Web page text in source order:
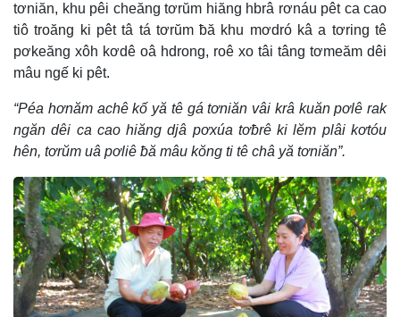
tơniăn, khu pêi cheăng tơrŭm hiăng hbrâ rơnáu pêt ca cao
tiô troăng ki pêt tâ tá tơrŭm ƀă khu mơdró kâ a tơring tê
pơkeăng xôh kơdê oâ hdrong, roê xo tâi tâng tơmeăm dêi
mâu ngế ki pêt.
“Péa hơnăm achê kố yă tê gá tơniăn vâi krâ kuăn pơlê rak
ngăn dêi ca cao hiăng djâ pơxúa tơƀrê ki lĕm plâi kơtóu
hên, tơrŭm uâ pơliê ƀă mâu kŏng ti tê châ yă tơniăn”.